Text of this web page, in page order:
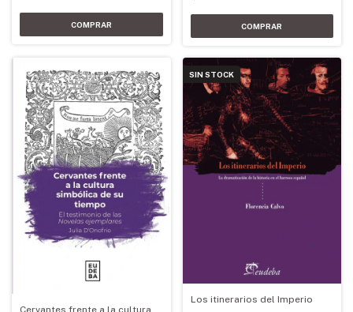
Cervantes frente a la cultura
SIN STOCK
Los itinerarios del Imperio